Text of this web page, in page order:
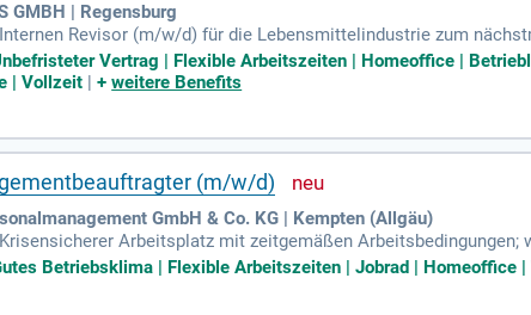
GMBH | Regensburg
Revisor (m/w/d) für die Lebensmittelindustrie zum
mit drei deutschen Standorten bieten wir
Dienstreisen Teil Ihres Aufgabengebiets. Ihre
Unternehmensgruppe, die bayerische Wurzeln mit
Vertrag | Flexible Arbeitszeiten | Homeoffice |
| Vollzeit |+weitere Benefits
(m/w/d)
GmbH & Co. KG | Kempten (Allgäu)
Arbeitsplatz mit zeitgemäßen
Gestaltungsspielraum; moderne Benefits wie u.a.
Betriebsklima | Flexible Arbeitszeiten | Jobrad | Homeoffice